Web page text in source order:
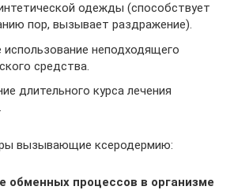
одежды (способствует
пор, вызывает раздражение).
использование неподходящего
средства.
длительного курса лечения
вызывающие ксеродермию:
обменных процессов в организме